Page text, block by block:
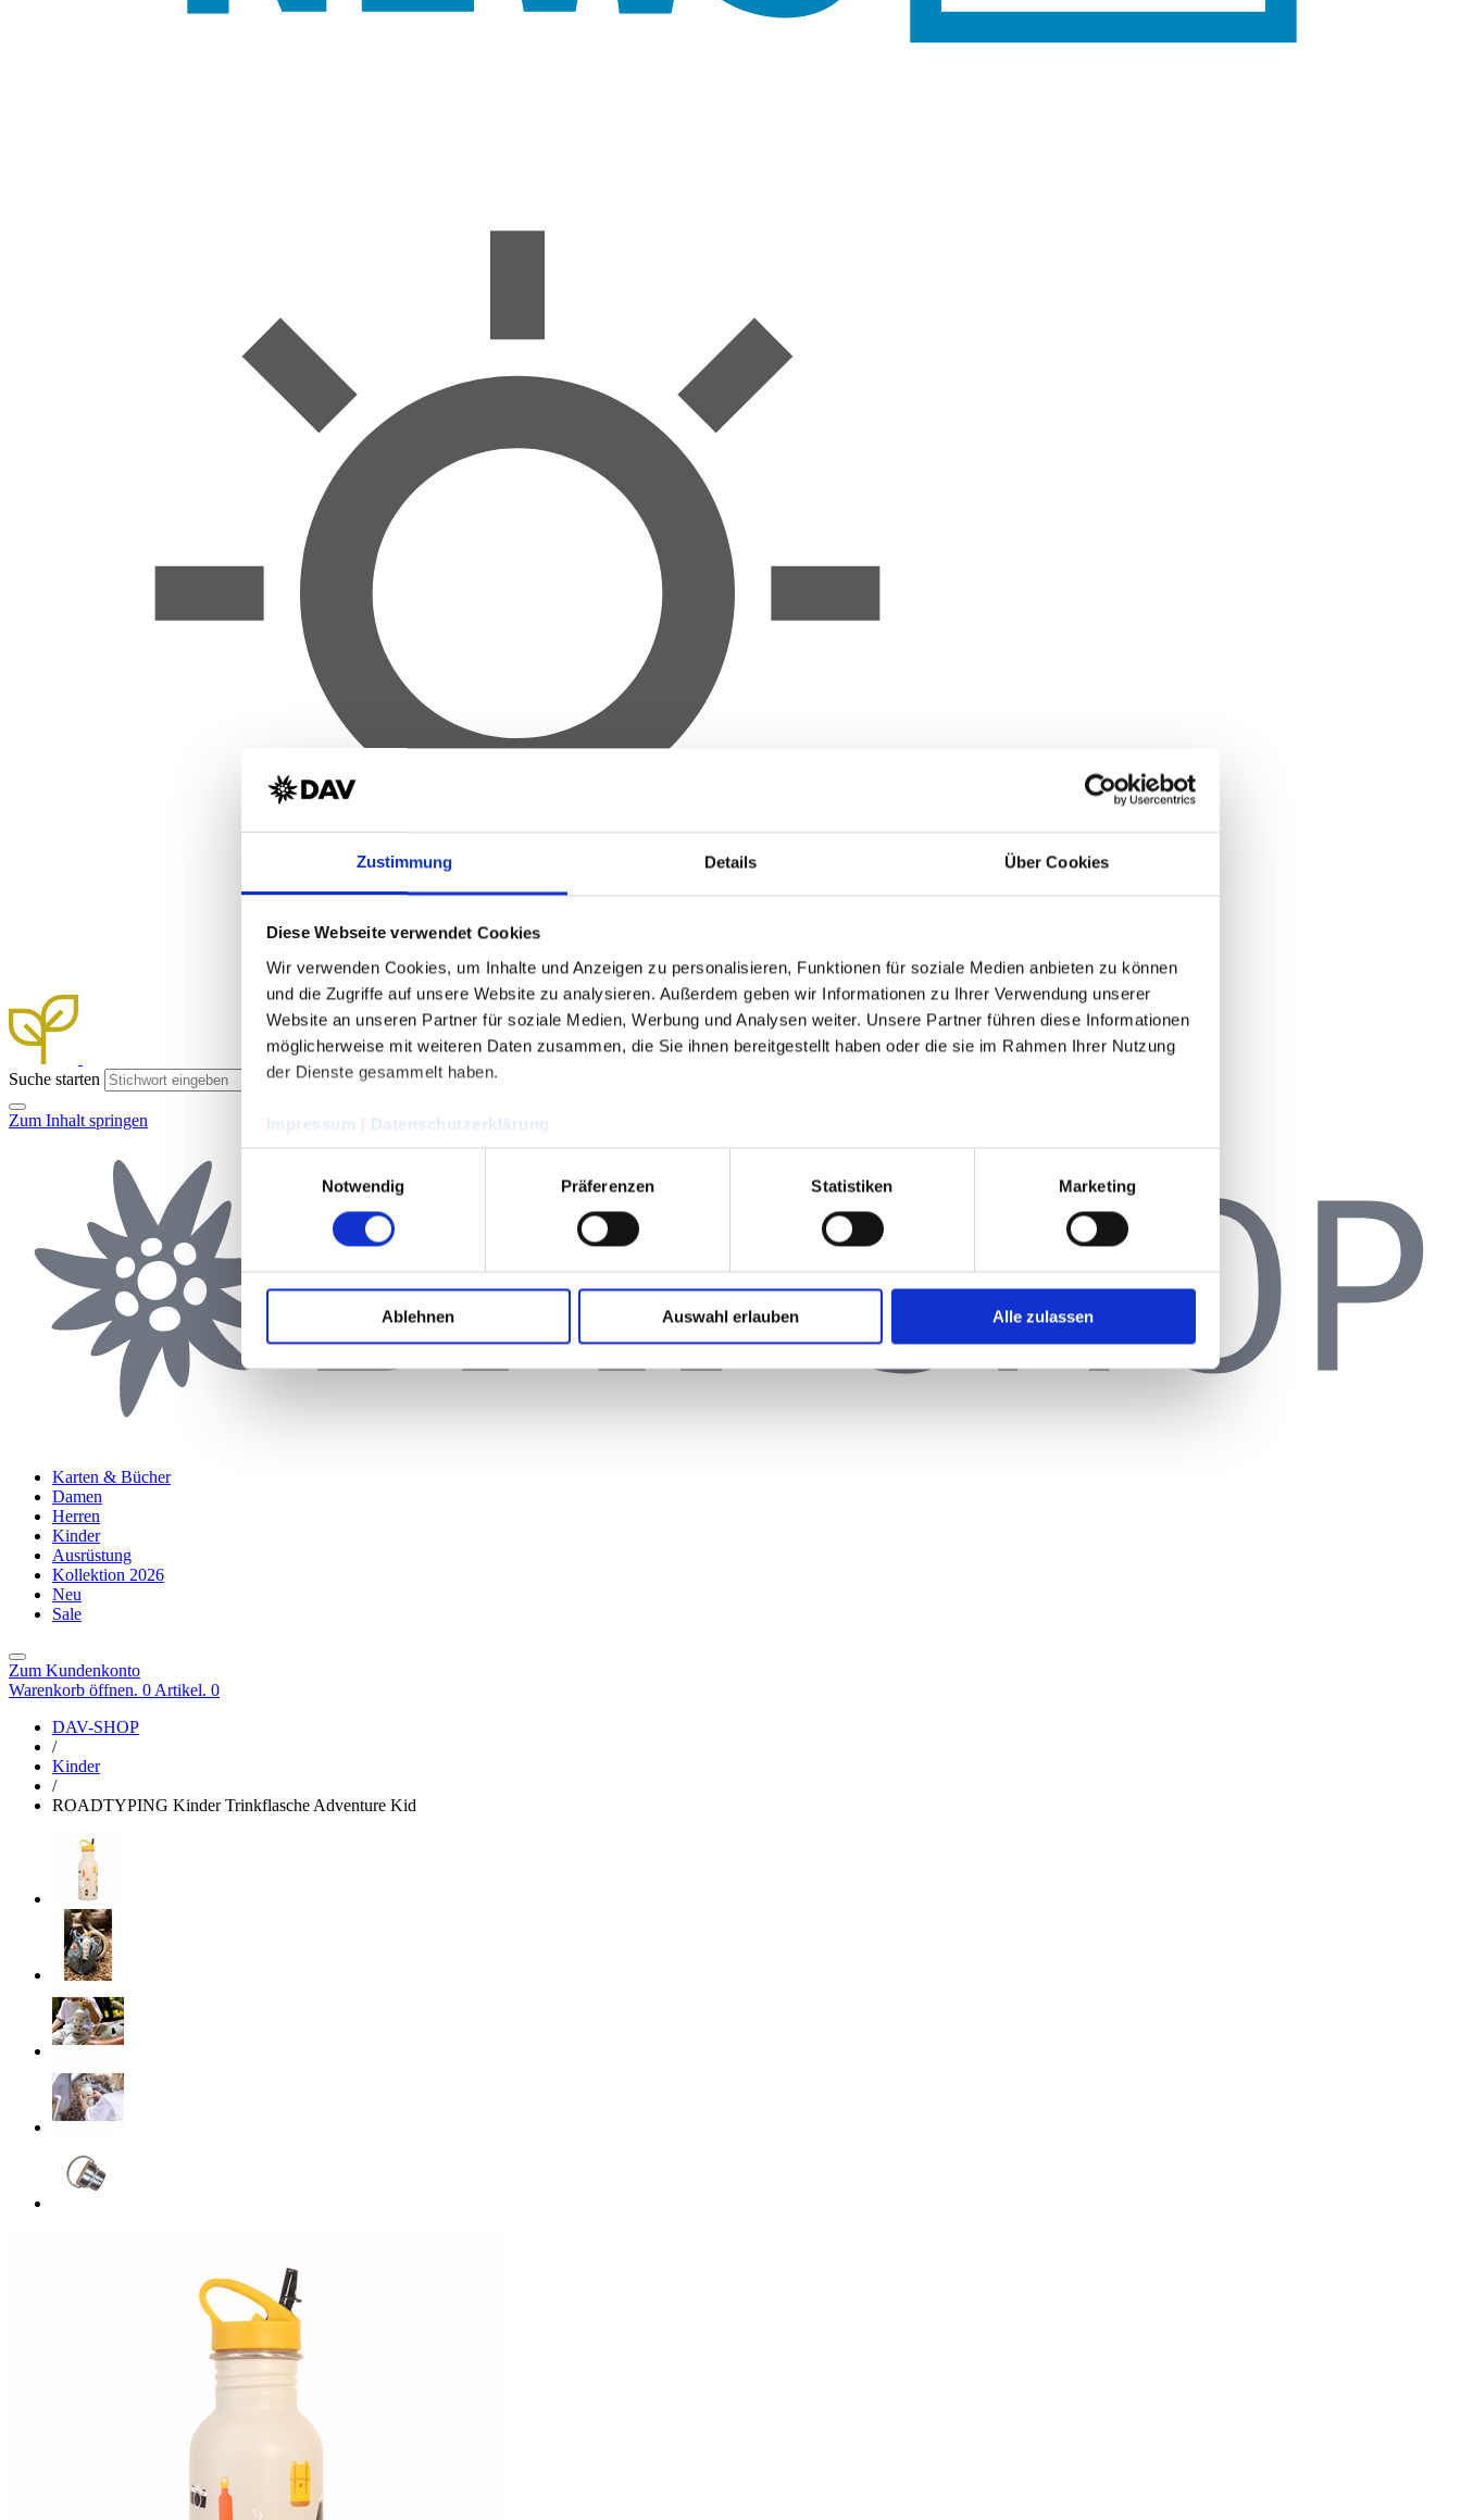
Zustimmung Details Über Cookies
Diese Webseite verwendet Cookies
Wir verwenden Cookies, um Inhalte und Anzeigen zu personalisieren, Funktionen für soziale Medien anbieten zu können
und die Zugriffe auf unsere Website zu analysieren. Außerdem geben wir Informationen zu Ihrer Verwendung unserer
Website an unseren Partner für soziale Medien, Werbung und Analysen weiter. Unsere Partner führen diese Informationen
möglicherweise mit weiteren Daten zusammen, die Sie ihnen bereitgestellt haben oder die sie im Rahmen Ihrer Nutzung
der Dienste gesammelt haben.
Impressum
Datenschutzerklärung
Notwendig
Präferenzen Statistiken Marketing
Ablehnen Auswahl erlauben Alle zulassen
Suche starten
Zum Inhalt springen
Karten & Bücher
Damen
Herren
Kinder
Ausrüstung
Kollektion 2026
Neu
Sale
Zum Kundenkonto
Warenkorb öffnen. 0 Artikel. 0
DAV-SHOP
/
Kinder
/
ROADTYPING Kinder Trinkflasche Adventure Kid